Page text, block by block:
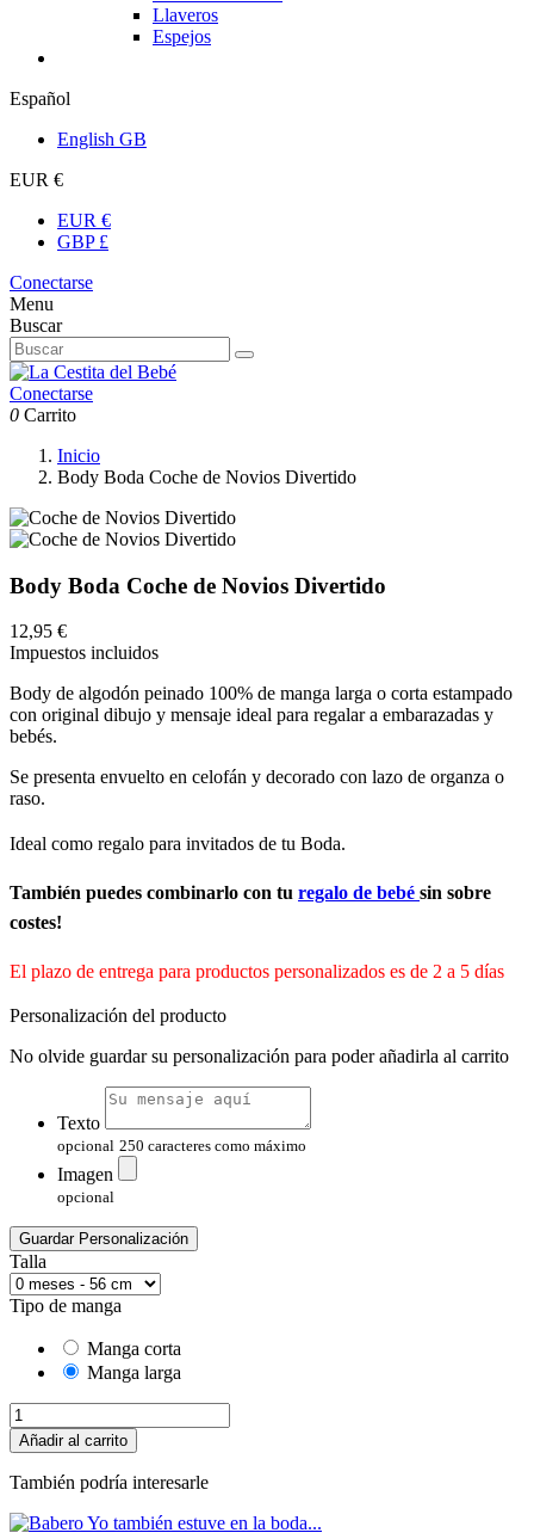
Llaveros
Espejos
Español
English GB
EUR €
EUR €
GBP £
Conectarse
Menu
Buscar
Conectarse
0 Carrito
Inicio
Body Boda Coche de Novios Divertido
Body Boda Coche de Novios Divertido
12,95 €
Impuestos incluidos
Body de algodón peinado 100% de manga larga o corta estampado
con original dibujo y mensaje ideal para regalar a embarazadas y
bebés.
Se presenta envuelto en celofán y decorado con lazo de organza o
raso.
Ideal como regalo para invitados de tu Boda.
También puedes combinarlo con tu regalo de bebé sin sobre
costes!
El plazo de entrega para productos personalizados es de 2 a 5 días
Personalización del producto
No olvide guardar su personalización para poder añadirla al carrito
Texto
opcional 250 caracteres como máximo
Imagen
opcional
Guardar Personalización
Talla
Tipo de manga
Manga corta
Manga larga
Añadir al carrito
También podría interesarle